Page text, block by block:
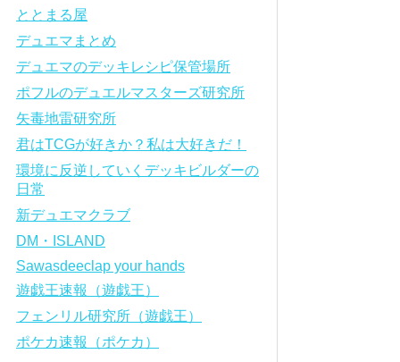
ととまる屋
デュエマまとめ
デュエマのデッキレシピ保管場所
ポフルのデュエルマスターズ研究所
矢毒地雷研究所
君はTCGが好きか？私は大好きだ！
環境に反逆していくデッキビルダーの
日常
新デュエマクラブ
DM・ISLAND
Sawasdeeclap your hands
遊戯王速報（遊戯王）
フェンリル研究所（遊戯王）
ポケカ速報（ポケカ）